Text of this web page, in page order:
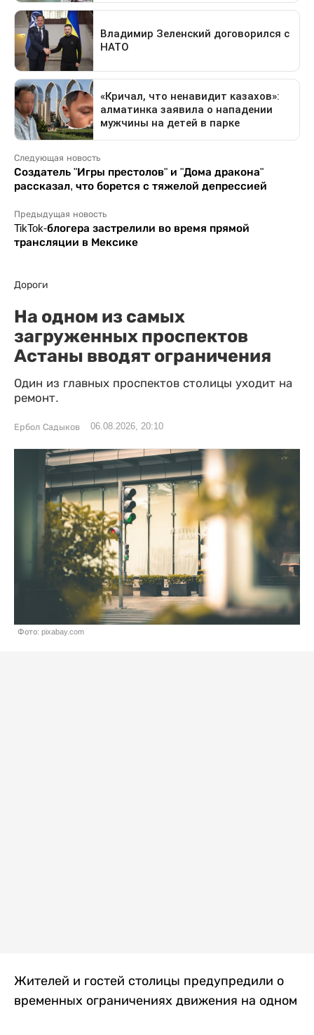
Следующая новость
Создатель "Игры престолов" и "Дома дракона"
рассказал, что борется с тяжелой депрессией
Предыдущая новость
TikTok-блогера застрелили во время прямой
трансляции в Мексике
Дороги
На одном из самых
загруженных проспектов
Астаны вводят ограничения
Один из главных проспектов столицы уходит на
ремонт.
Ербол Садыков 06.08.2026, 20:10
Фото: pixabay.com
Жителей и гостей столицы предупредили о
временных ограничениях движения на одном